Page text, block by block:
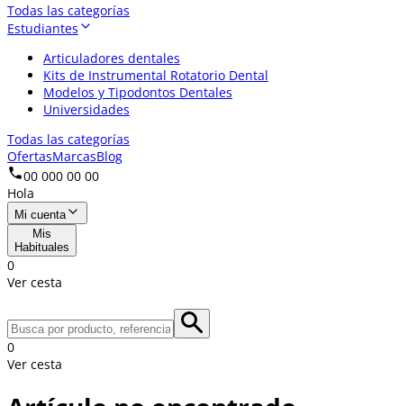
Todas las categorías
Estudiantes
Articuladores dentales
Kits de Instrumental Rotatorio Dental
Modelos y Tipodontos Dentales
Universidades
Todas las categorías
OfertasMarcasBlog
00 000 00 00
Hola
Mi cuenta
Mis
Habituales
0
Ver cesta
0
Ver cesta